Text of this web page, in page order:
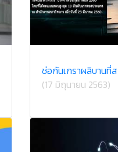
ช่อกันเกราผลิบานที่
(17 มิถุนายน 2563)